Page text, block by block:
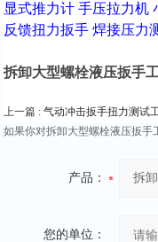
显式推力计 手压拉力机
反馈扭力扳手 焊接压力
拆卸大型螺栓液压扳手
上一篇 : 气动冲击扳手扭力测试
如果你对拆卸大型螺栓液压扳手
产品：
您的单位：